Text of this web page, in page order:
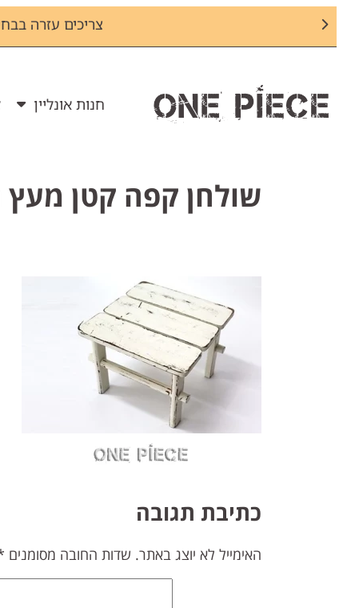
צריכים עזרה
חנות אונליין
שולחן קפה קטן
כתיבת תגובה
האימייל לא יוצג באתר. שדות החובה מסומנים